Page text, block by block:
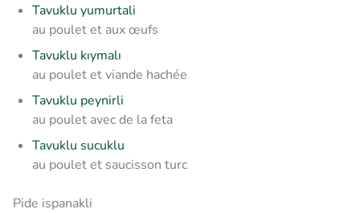
Tavuklu yumurtali
au poulet et aux œufs
Tavuklu kıymalı
au poulet et viande hachée
Tavuklu peynirli
au poulet avec de la feta
Tavuklu sucuklu
au poulet et saucisson turc
Pide ispanakli